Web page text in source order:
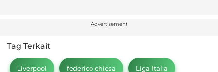
Advertisement
Tag Terkait
Liverpool federico chiesa Liga Italia